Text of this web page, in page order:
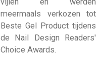
meermaals verkozen tot
Beste Gel Product tijdens
de Nail Design Readers'
Choice Awards.